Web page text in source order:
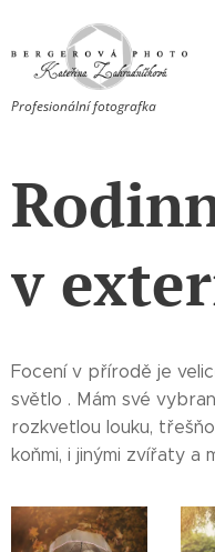
Profesionální fotografka
v
Focení v přírodě je
světlo . Mám své
rozkvetlou louku,
koňmi, i jinými zvířaty a